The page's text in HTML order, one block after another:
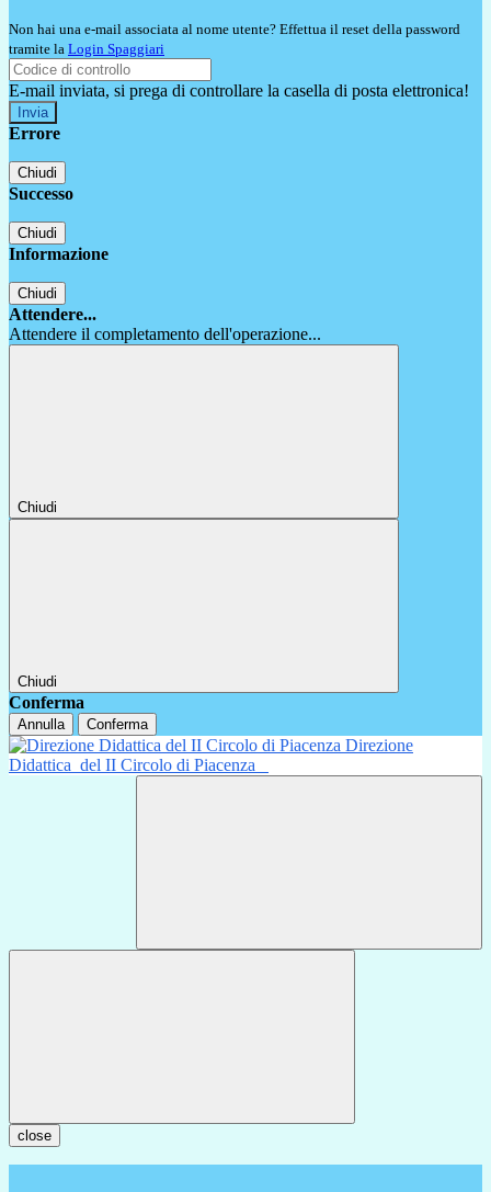
Non hai una e-mail associata al nome utente? Effettua il reset della password
tramite la Login Spaggiari
E-mail inviata, si prega di controllare la casella di posta elettronica!
Errore
Chiudi
Successo
Chiudi
Informazione
Chiudi
Attendere...
Attendere il completamento dell'operazione...
Chiudi
Chiudi
Conferma
Annulla Conferma
Direzione
Didattica del II Circolo di Piacenza
close